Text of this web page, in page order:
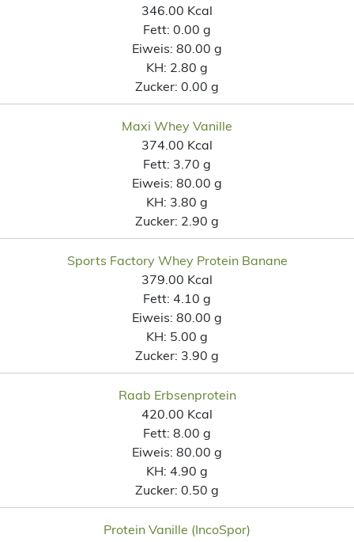
346.00 Kcal
Fett: 0.00 g
Eiweis: 80.00 g
KH: 2.80 g
Zucker: 0.00 g
Maxi Whey Vanille
374.00 Kcal
Fett: 3.70 g
Eiweis: 80.00 g
KH: 3.80 g
Zucker: 2.90 g
Sports Factory Whey Protein Banane
379.00 Kcal
Fett: 4.10 g
Eiweis: 80.00 g
KH: 5.00 g
Zucker: 3.90 g
Raab Erbsenprotein
420.00 Kcal
Fett: 8.00 g
Eiweis: 80.00 g
KH: 4.90 g
Zucker: 0.50 g
Protein Vanille (IncoSpor)